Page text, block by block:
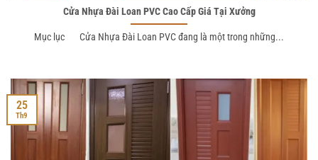
Cửa Nhựa Đài Loan PVC Cao Cấp Giá Tại Xưởng
Mục lục Cửa Nhựa Đài Loan PVC đang là một trong những...
25
Th9